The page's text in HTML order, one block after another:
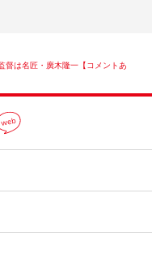
は名匠・廣木隆一【コメントあ